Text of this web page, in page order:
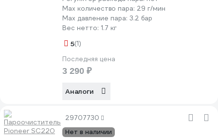
Мах количество пара: 29 г/мин
Max давление пара: 3.2 бар
Вес нетто: 1.7 кг
5(1)
Последняя цена
3 290 ₽
Аналоги
29707730
Нет в наличии